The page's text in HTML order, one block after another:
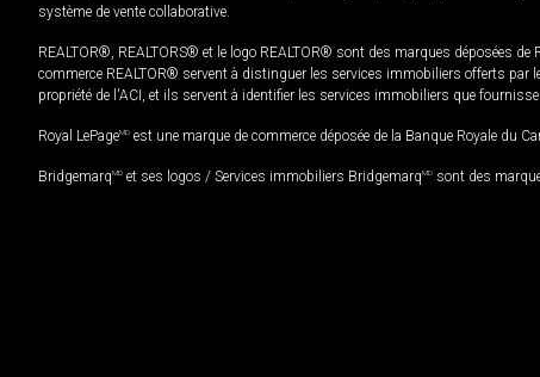
système de vente collaborative.
REALTOR®, REALTORS® et le logo REALTOR® sont des marques déposées
commerce REALTOR® servent à distinguer les services immobiliers offerts
propriété de l'ACI, et ils servent à identifier les services immobiliers que
Royal LePageMD est une marque de commerce déposée de la Banque Royale du
BridgemarqMD et ses logos / Services immobiliers BridgemarqMD sont des